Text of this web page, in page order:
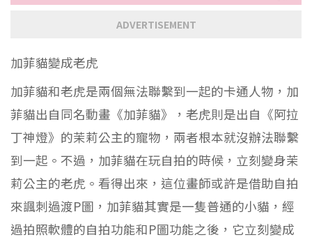
ADVERTISEMENT
加菲貓變成老虎
加菲貓和老虎是兩個無法聯繫到一起的卡通人物，加
菲貓出自同名動畫《加菲貓》，老虎則是出自《阿拉
丁神燈》的茉莉公主的寵物，兩者根本就沒辦法聯繫
到一起。不過，加菲貓在玩自拍的時候，立刻變身茉
莉公主的老虎。看得出來，這位畫師或許是借助自拍
來諷刺過渡P圖，加菲貓其實是一隻普通的小貓，經
過拍照軟體的自拍功能和P圖功能之後，它立刻變成